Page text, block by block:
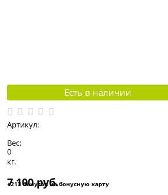
Есть в наличии
Артикул:
Вес:
0
кг.
7 100 руб.
+213 бонусов на бонусную карту